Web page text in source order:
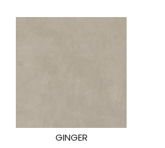
GINGER